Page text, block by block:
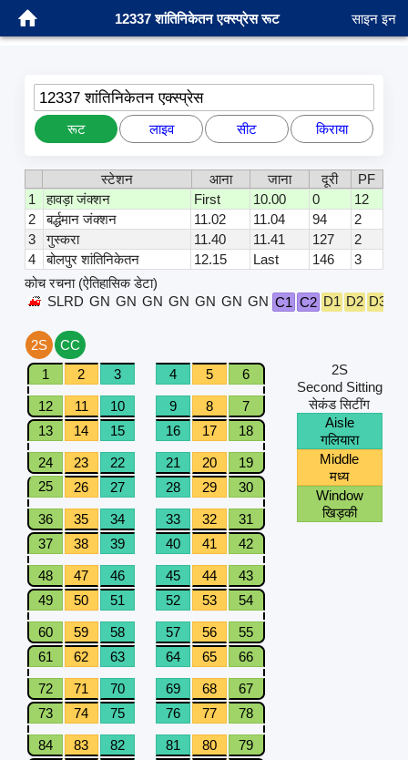
12337 शांतिनिकेतन एक्स्प्रेस रूट साइन इन
12337 शांतिनिकेतन एक्स्प्रेस
रूट लाइव सीट किराया
स्टेशन आना जाना दूरी
PF
1
हावड़ा जंक्शन First 10.00 0
12
2
बर्द्धमान जंक्शन 11.02 11.04 94
2
3
गुस्करा 11.40 11.41 127
2
4
बोलपुर शांतिनिकेतन 12.15 Last 146
3
कोच रचना (ऐतिहासिक डेटा)
SLRD GN GN GN GN GN GN GN C1 C2 D1 D2 D3
2S
CC
1
2 3 4 5 6
12 11 10 9 8
7
13
14 15 16 17 18
24 23 22 21 20
19
25
26 27 28 29 30
36 35 34 33 32
31
37
38 39 40 41 42
48 47 46 45 44
43
49
50 51 52 53 54
60 59 58 57 56
55
61
62 63 64 65 66
72 71 70 69 68
67
73
74 75 76 77 78
84 83 82 81 80
79
2S
Second Sitting
सेकंड सिटींग
Aisle
गलियारा
Middle
मध्य
Window
खिड़की